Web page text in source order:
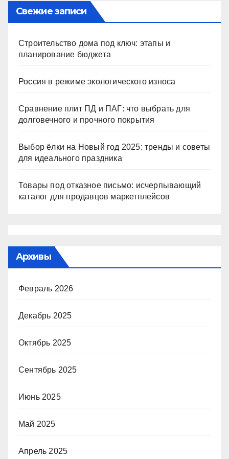
Свежие записи
Строительство дома под ключ: этапы и
планирование бюджета
Россия в режиме экологического износа
Сравнение плит ПД и ПАГ: что выбрать для
долговечного и прочного покрытия
Выбор ёлки на Новый год 2025: тренды и советы
для идеального праздника
Товары под отказное письмо: исчерпывающий
каталог для продавцов маркетплейсов
Архивы
Февраль 2026
Декабрь 2025
Октябрь 2025
Сентябрь 2025
Июнь 2025
Май 2025
Апрель 2025